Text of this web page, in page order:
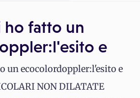
ho fatto un
e
un ecocolordoppler:l'esito e
NON DILATATE